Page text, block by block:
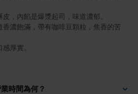
香濃飽滿，帶有咖啡豆顆粒，焦香的苦
厚實。
時間為何？